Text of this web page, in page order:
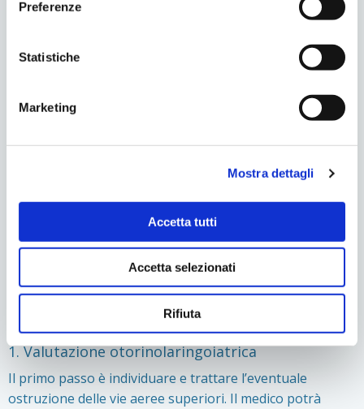
Preferenze
Statistiche
Marketing
Mostra dettagli
Accetta tutti
Accetta selezionati
Rifiuta
Come correggere la respirazione orale nel
Il trattamento della respirazione orale richiede spesso
un approccio multidisciplinare.
1. Valutazione otorinolaringoiatrica
Il primo passo è individuare e trattare l’eventuale
ostruzione delle vie aeree superiori. Il medico potrà